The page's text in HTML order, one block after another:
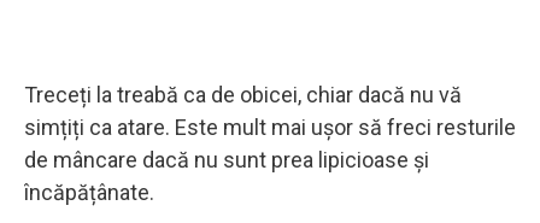
Treceți la treabă ca de obicei, chiar dacă nu vă
simțiți ca atare. Este mult mai ușor să freci resturile
de mâncare dacă nu sunt prea lipicioase și
încăpățânate.